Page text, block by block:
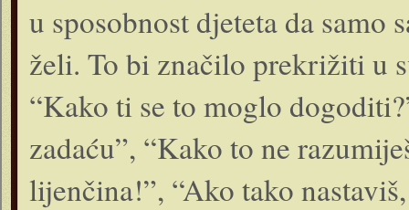
u sposobnost djeteta da samo
želi. To bi značilo prekrižiti u
“Kako ti se to moglo
zadaću”, “Kako to ne
lijenčina!”, “Ako tako